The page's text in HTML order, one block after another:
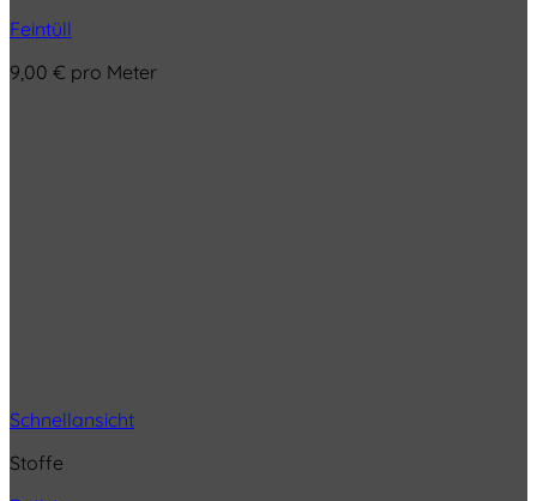
Feintüll
9,00 € pro Meter
Schnellansicht
Stoffe